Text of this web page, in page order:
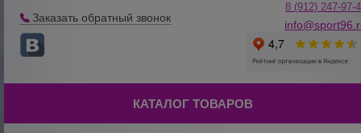
Заказать обратный звонок
8 (912) 247-97-
КАТАЛОГ ТОВАРОВ